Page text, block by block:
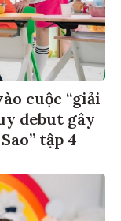
cuộc “giải
debut gây
tập 4